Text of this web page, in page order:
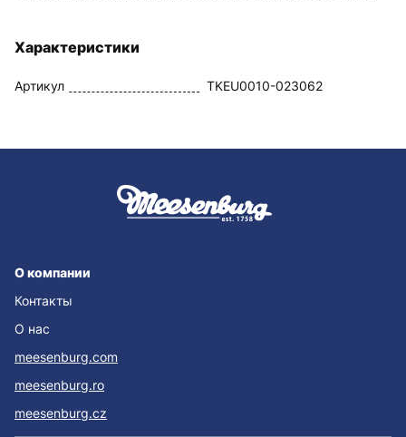
Характеристики
Артикул TKEU0010-023062
О компании
Контакты
О нас
meesenburg.com
meesenburg.ro
meesenburg.cz